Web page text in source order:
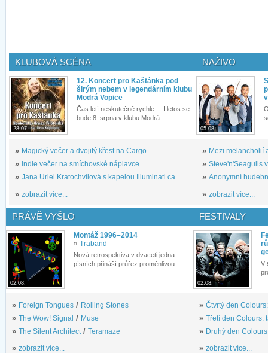
KLUBOVÁ SCÉNA
28.07.
12. Koncert pro Kaštánka pod
širým nebem v legendárním klubu
Modrá Vopice
Čas letí neskutečně rychle.... I letos se
bude 8. srpna v klubu Modrá...
» Magický večer a dvojitý křest na Cargo...
» Indie večer na smíchovské náplavce
» Jana Uriel Kratochvílová s kapelou Illuminati.ca...
» zobrazit více...
NAŽIVO
05.08.
» Mezi melancholií
» Steve'n'Seagulls
» Anonymní
» zobrazit více...
PRÁVĚ VYŠLO
02.08.
Montáž 1996–2014
» Traband
Nová retrospektiva v dvaceti jedna
písních přináší průřez proměnlivou...
» Foreign Tongues / Rolling Stones
» The Wow! Signal / Muse
» The Silent Architect / Teramaze
» zobrazit více...
FESTIVALY
02.08.
V
» Čtvrtý den
» Třetí den Colours:
» Druhý den
» zobrazit více...